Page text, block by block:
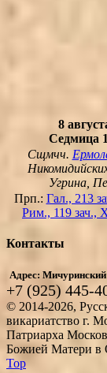
8
Седмица
Сщмчч.
Угрина,
Прп.: Гал., 213
Рим., 119 зач.,
Контакты
Адрес: Мичуринский
+7 (925) 445-
© 2014-2026,
викариатство г.
Патриарха
Божией Матери в
Top